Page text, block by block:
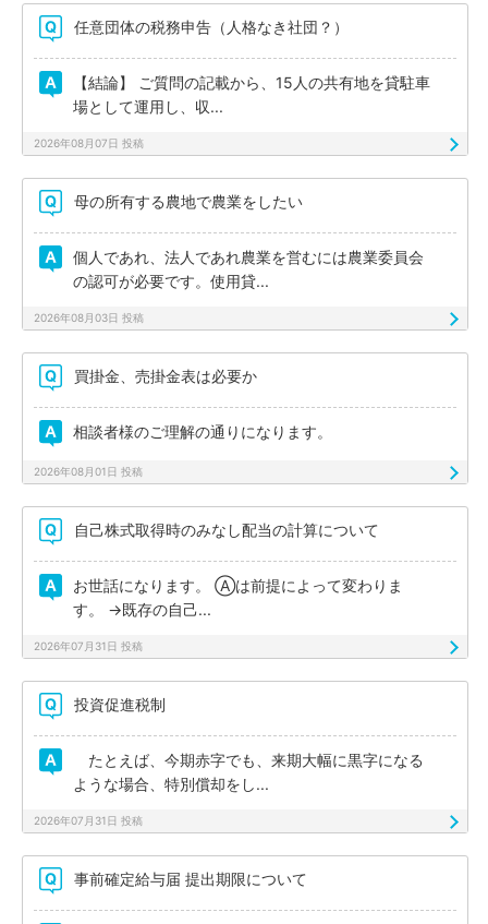
任意団体の税務申告（人格なき社団？）
【結論】 ご質問の記載から、15人の共有地を貸駐車
場として運用し、収...
2026年08月07日 投稿
母の所有する農地で農業をしたい
個人であれ、法人であれ農業を営むには農業委員会
の認可が必要です。使用貸...
2026年08月03日 投稿
買掛金、売掛金表は必要か
相談者様のご理解の通りになります。
2026年08月01日 投稿
自己株式取得時のみなし配当の計算について
お世話になります。 Ⓐは前提によって変わりま
す。 →既存の自己...
2026年07月31日 投稿
投資促進税制
たとえば、今期赤字でも、来期大幅に黒字になる
ような場合、特別償却をし...
2026年07月31日 投稿
事前確定給与届 提出期限について